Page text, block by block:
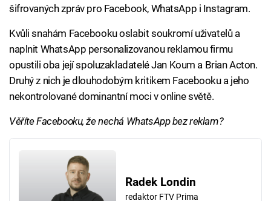
šifrovaných zpráv pro Facebook, WhatsApp i Instagram.
Kvůli snahám Facebooku oslabit soukromí uživatelů a
naplnit WhatsApp personalizovanou reklamou firmu
opustili oba její spoluzakladatelé Jan Koum a Brian Acton.
Druhý z nich je dlouhodobým kritikem Facebooku a jeho
nekontrolované dominantní moci v online světě.
Věříte Facebooku, že nechá WhatsApp bez reklam?
Radek Londin
redaktor FTV Prima